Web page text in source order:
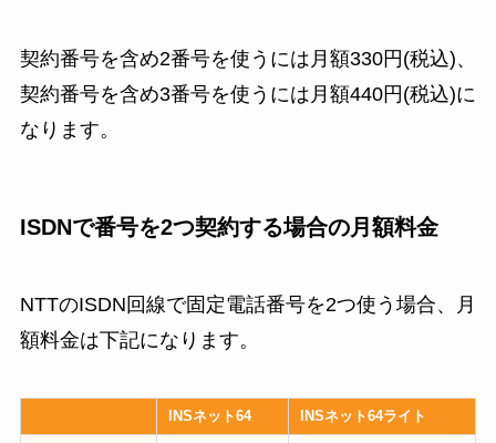
契約番号を含め2番号を使うには月額330円(税込)、
契約番号を含め3番号を使うには月額440円(税込)に
なります。
ISDNで番号を2つ契約する場合の月額料金
NTTのISDN回線で固定電話番号を2つ使う場合、月
額料金は下記になります。
INSネット64 INSネット64ライト